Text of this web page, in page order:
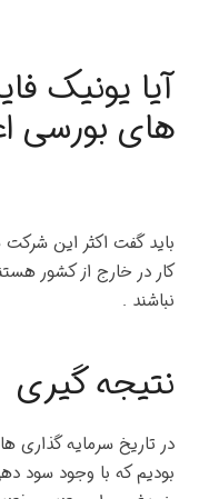
آیا یونیک
های بورسی
باید گفت اکثر این
نباشند .
نتیجه گیری
در تاریخ سرمایه
بودیم که با وجود سود